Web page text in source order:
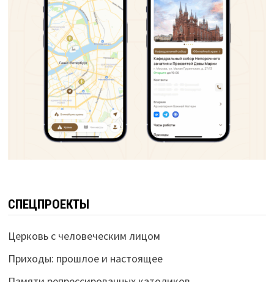
СПЕЦПРОЕКТЫ
Церковь с человеческим лицом
Приходы: прошлое и настоящее